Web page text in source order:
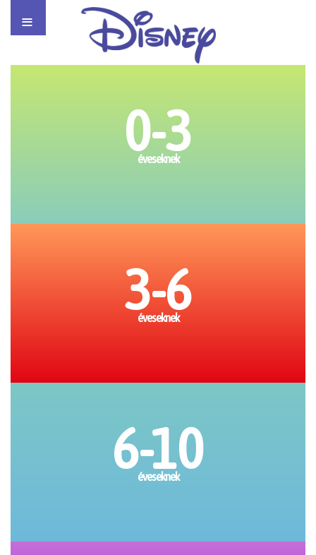
≡
0-3
éveseknek
3-6
éveseknek
6-10
éveseknek